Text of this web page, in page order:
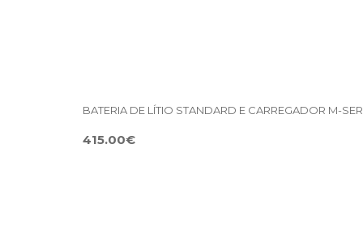
BATERIA DE LÍTIO STANDARD E CARREGADOR M-
415.00€